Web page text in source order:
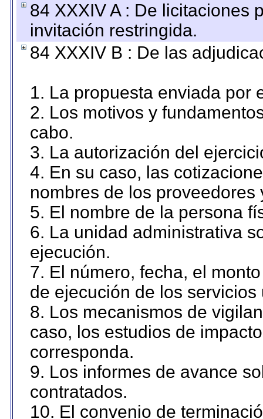
84 XXXIV A : De licitaciones
invitación restringida.
84 XXXIV B : De las
1. La propuesta enviada por
2. Los motivos y
cabo.
3. La autorización del
4. En su caso, las
nombres de los proveedores
5. El nombre de la persona
6. La unidad administrativa
ejecución.
7. El número, fecha, el
de ejecución de los servicios
8. Los mecanismos de
caso, los estudios de
corresponda.
9. Los informes de avance
contratados.
10. El convenio de